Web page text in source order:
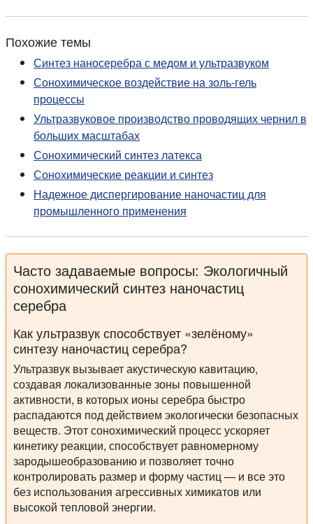
Похожие темы
Синтез наносеребра с медом и ультразвуком
Сонохимическое воздействие на золь-гель
процессы
Ультразвуковое производство проводящих чернил в
больших масштабах
Сонохимический синтез латекса
Сонохимические реакции и синтез
Надежное диспергирование наночастиц для
промышленного применения
Часто задаваемые вопросы: Экологичный
сонохимический синтез наночастиц
серебра
Как ультразвук способствует «зелёному»
синтезу наночастиц серебра?
Ультразвук вызывает акустическую кавитацию,
создавая локализованные зоны повышенной
активности, в которых ионы серебра быстро
распадаются под действием экологически безопасных
веществ. Этот сонохимический процесс ускоряет
кинетику реакции, способствует равномерному
зародышеобразованию и позволяет точно
контролировать размер и форму частиц — и все это
без использования агрессивных химикатов или
высокой тепловой энергии.